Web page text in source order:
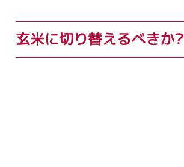
玄米に切り替えるべきか?